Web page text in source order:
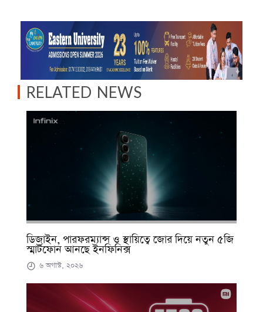
RELATED NEWS
ডিজাইন, পারফরম্যান্স ও স্থায়িত্বে জোর দিয়ে নতুন ৫জি
স্মার্টফোন আনছে ইনফিনিক্স
৬ অগাস্ট, ২০২৬